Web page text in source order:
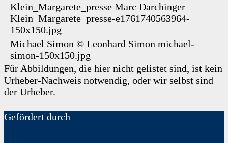
Klein_Margarete_presse Marc Darchinger
Klein_Margarete_presse-e1761740563964-
150x150.jpg
Michael Simon © Leonhard Simon michael-
simon-150x150.jpg
Für Abbildungen, die hier nicht gelistet sind, ist kein
Urheber-Nachweis notwendig, oder wir selbst sind
der Urheber.
Gefördert durch